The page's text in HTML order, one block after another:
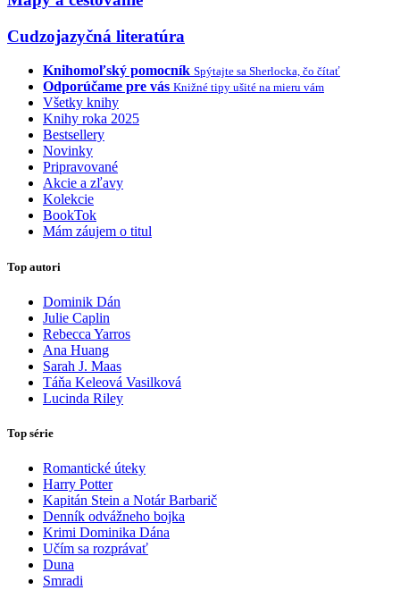
Cudzojazyčná literatúra
Knihomoľský pomocník Spýtajte sa Sherlocka, čo čítať
Odporúčame pre vás Knižné tipy ušité na mieru vám
Všetky knihy
Knihy roka 2025
Bestsellery
Novinky
Pripravované
Akcie a zľavy
Kolekcie
BookTok
Mám záujem o titul
Top autori
Dominik Dán
Julie Caplin
Rebecca Yarros
Ana Huang
Sarah J. Maas
Táňa Keleová Vasilková
Lucinda Riley
Top série
Romantické úteky
Harry Potter
Kapitán Stein a Notár Barbarič
Denník odvážneho bojka
Krimi Dominika Dána
Učím sa rozprávať
Duna
Smradi